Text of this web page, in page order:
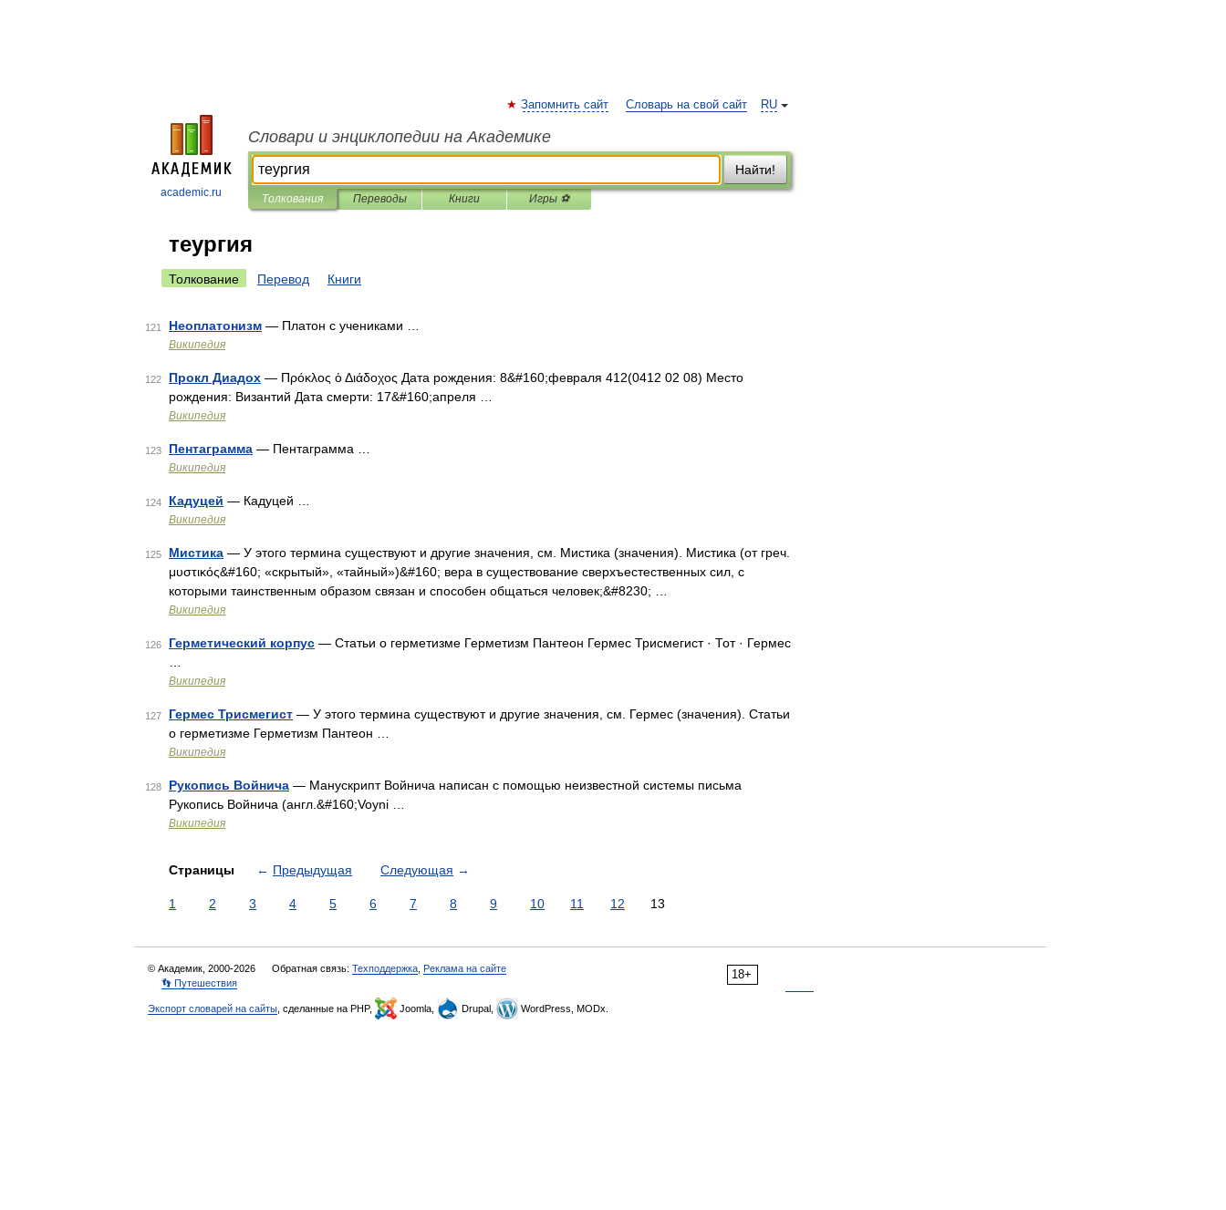
academic.ru
RU
Запомнить сайт Словарь на свой сайт
Словари и энциклопедии на Академике
Найти!
Толкования Переводы Книги Игры ⚽
теургия
Толкование Перевод Книги
121 Неоплатонизм — Платон с учениками …
Википедия
122 Прокл Диадох — Πρόκλος ὁ Διάδοχος Дата рождения: 8&#160;февраля 412(0412 02 08) Место
рождения: Византий Дата смерти: 17&#160;апреля …
Википедия
123 Пентаграмма — Пентаграмма …
Википедия
124 Кадуцей — Кадуцей …
Википедия
125 Мистика — У этого термина существуют и другие значения, см. Мистика (значения). Мистика (от греч.
μυστικός&#160; «скрытый», «тайный»)&#160; вера в существование сверхъестественных сил, с
которыми таинственным образом связан и способен общаться человек;&#8230; …
Википедия
126 Герметический корпус — Статьи о герметизме Герметизм Пантеон Гермес Трисмегист · Тот · Гермес
Википедия
127 Гермес Трисмегист — У этого термина существуют и другие значения, см. Гермес (значения). Статьи
о герметизме Герметизм Пантеон …
Википедия
128 Рукопись Войнича — Манускрипт Войнича написан с помощью неизвестной системы письма
Рукопись Войнича (англ.&#160;Voyni …
Википедия
Страницы ← Предыдущая Следующая →
1 2 3 4 5 6 7 8 9 10 11 12 13
18+
© Академик, 2000-2026 Обратная связь: Техподдержка Реклама на сайте
👣 Путешествия
Экспорт словарей на сайты , сделанные на PHP, Joomla, Drupal, WordPress, MODx.